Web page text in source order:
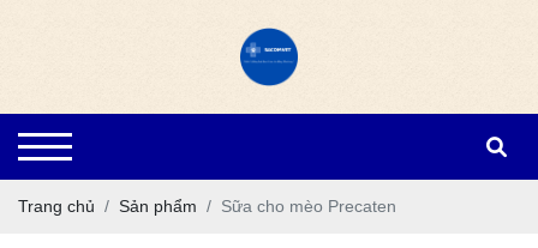
Trang chủ Sản phẩm Sữa cho mèo Precaten